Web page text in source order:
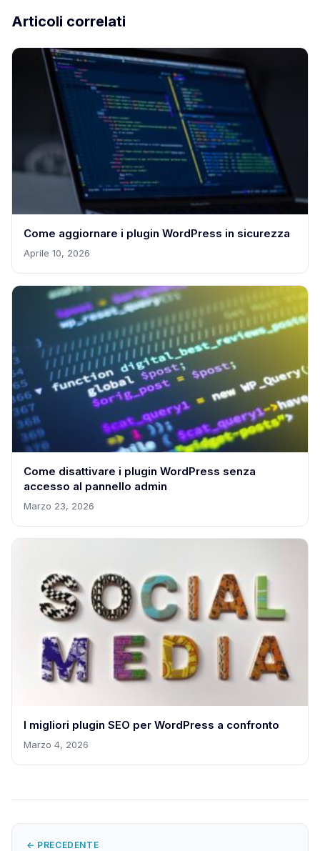
Articoli correlati
Come aggiornare i plugin WordPress in sicurezza
Aprile 10, 2026
Come disattivare i plugin WordPress senza
accesso al pannello admin
Marzo 23, 2026
I migliori plugin SEO per WordPress a confronto
Marzo 4, 2026
← PRECEDENTE